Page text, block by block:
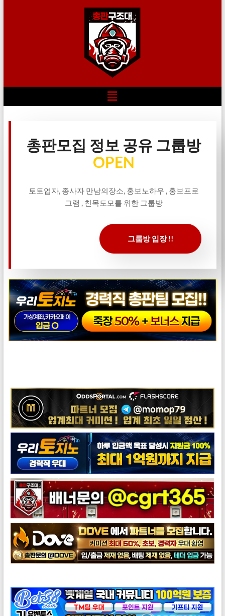
총판모집 정보 공유 그룹방
OPEN
토토업자, 종사자 만남의장소, 홍보노하우 , 홍보프로
그램 , 친목도모를 위한 그룹방
그룹방 입장 !!